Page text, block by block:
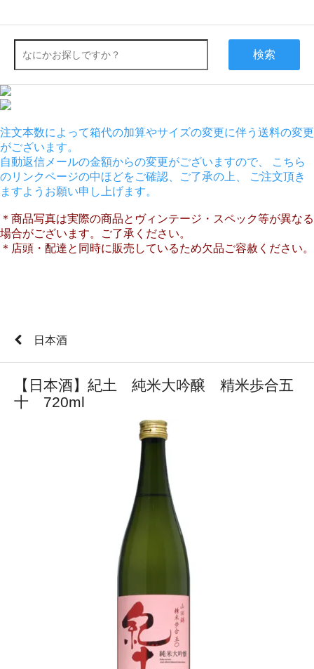
検索
注文本数によって箱代の加算やサイズの変更に伴う送料の変更
がございます。
自動返信メールの金額からの変更がございますので、 こちら
のリンクページの中ほどをご確認、ご了承の上、 ご注文頂き
ますようお願い申し上げます。
＊商品写真は実際の商品とヴィンテージ・スペック等が異なる
場合がございます。ご了承ください。
＊店頭・配達と同時に販売しているため欠品ご容赦ください。
日本酒
【日本酒】紀土 純米大吟醸 精米歩合五
十 720ml